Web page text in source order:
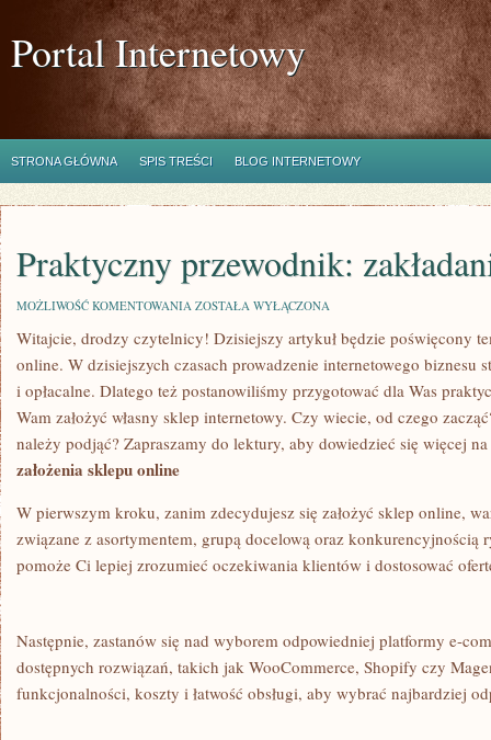
Portal Internetowy
STRONA GŁÓWNA SPIS TREŚCI BLOG INTERNETOWY
Praktyczny przewodnik:
MOŻLIWOŚĆ KOMENTOWANIA PRAKTYCZNY
ZAKŁADANIE
SKLEPU
ONLINE
ZOSTAŁA WYŁĄCZONA
Witajcie, drodzy czytelnicy! Dzisiejszy artykuł będzie poświęcony
online. W dzisiejszych czasach prowadzenie internetowego biznesu
i opłacalne. Dlatego też postanowiliśmy przygotować dla Was
Wam założyć własny⁤ sklep internetowy. Czy wiecie, od czego
należy podjąć?​ Zapraszamy do lektury, aby dowiedzieć się więcej
założenia⁢ sklepu online
W⁤ pierwszym kroku, zanim zdecydujesz się założyć sklep online,
związane z asortymentem, grupą docelową oraz konkurencyjnością
pomoże Ci lepiej‍ zrozumieć oczekiwania ⁣klientów i dostosować⁣
Następnie, zastanów się nad wyborem odpowiedniej platformy e-
dostępnych rozwiązań, takich jak WooCommerce, Shopify czy
funkcjonalności, koszty i łatwość obsługi, aby ‍wybrać najbardziej